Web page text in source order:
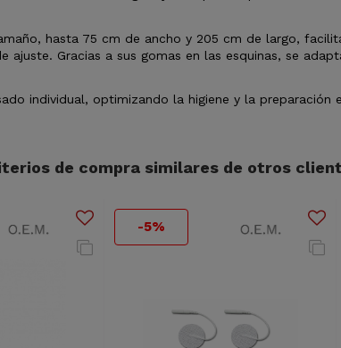
hasta 75 cm de ancho y 205 cm de largo,
Gracias a sus gomas en las esquinas, se
individual, optimizando la higiene y la preparación
de compra similares de otros
-5%